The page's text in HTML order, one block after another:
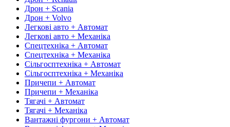
Дрон + Scania
Дрон + Volvo
Легкові авто + Автомат
Легкові авто + Механіка
Спецтехніка + Автомат
Спецтехніка + Механіка
Сільгосптехніка + Автомат
Сільгосптехніка + Механіка
Причепи + Автомат
Причепи + Механіка
Тягачі + Автомат
Тягачі + Механіка
Вантажні фургони + Автомат